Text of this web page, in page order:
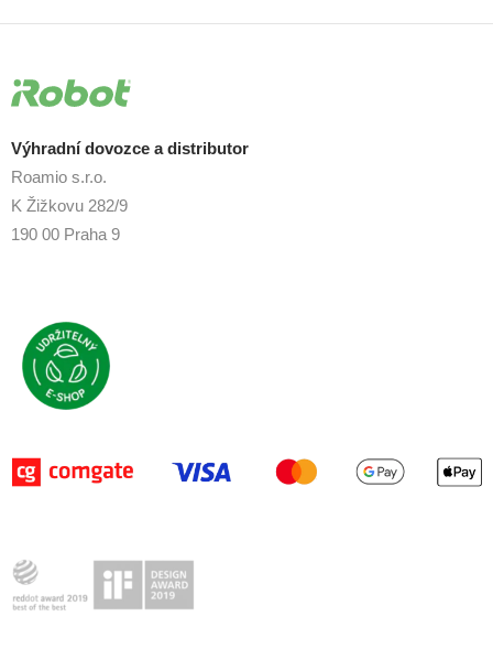
Výhradní dovozce a distributor
Roamio s.r.o.
K Žižkovu 282/9
190 00 Praha 9